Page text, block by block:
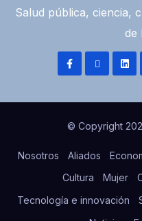
Salud pública, ciencia,
de
© Copyright
Nosotros Aliados
Cultura
Mujer
Tecnología e innovación